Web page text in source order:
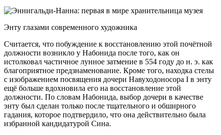
Энту глазами современного художника
Считается, что побуждение к восстановлению этой почётной
должности возникло у Набонида после того, как он
истолковал частичное лунное затмение в 554 году до н. э. как
благоприятное предзнаменование. Кроме того, находка стелы
с изображением посвящения дочери Навуходоносора I в энту
ещё больше вдохновила его на восстановление этой
должности. По словам Набонида, выбор дочери в качестве
энту был сделан только после тщательного и обширного
гадания, которое подтвердило, что она действительно была
избранной кандидатурой Сина.